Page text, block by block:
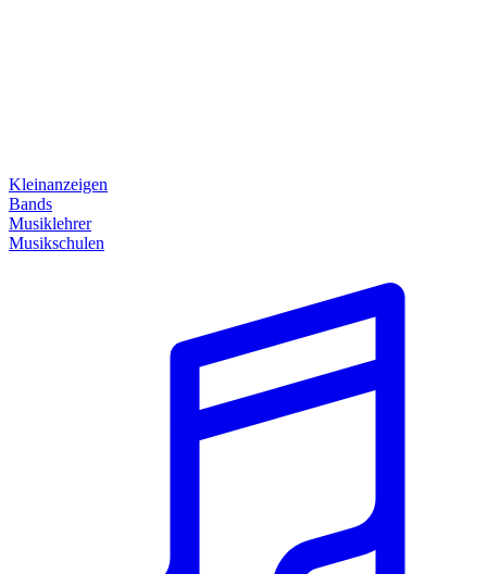
Kleinanzeigen
Bands
Musiklehrer
Musikschulen